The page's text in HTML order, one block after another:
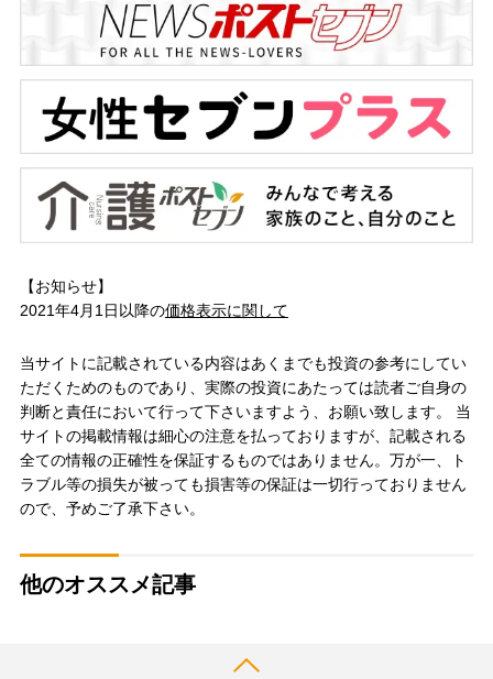
【お知らせ】
2021年4月1日以降の価格表示に関して
当サイトに記載されている内容はあくまでも投資の参考にしてい
ただくためのものであり、実際の投資にあたっては読者ご自身の
判断と責任において行って下さいますよう、お願い致します。 当
サイトの掲載情報は細心の注意を払っておりますが、記載される
全ての情報の正確性を保証するものではありません。万が一、ト
ラブル等の損失が被っても損害等の保証は一切行っておりません
ので、予めご了承下さい。
他のオススメ記事